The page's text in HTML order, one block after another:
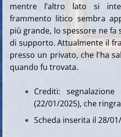
mentre l’altro lato si
frammento litico sembra
più grande, lo spessore ne
di supporto. Attualmente il
presso un privato, che l'ha
quando fu trovata.
Crediti:
(22/01/2025), che
Scheda inserita il 28/